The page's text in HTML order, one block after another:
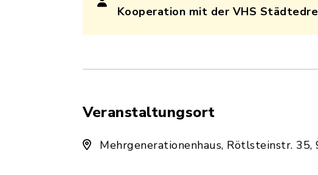
Kooperation mit der VHS
Veranstaltungsort
Mehrgenerationenhaus, Rötlsteinstr.